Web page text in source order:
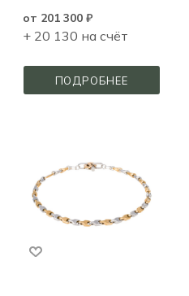
от 201 300 ₽
+ 20 130 на счёт
ПОДРОБНЕЕ